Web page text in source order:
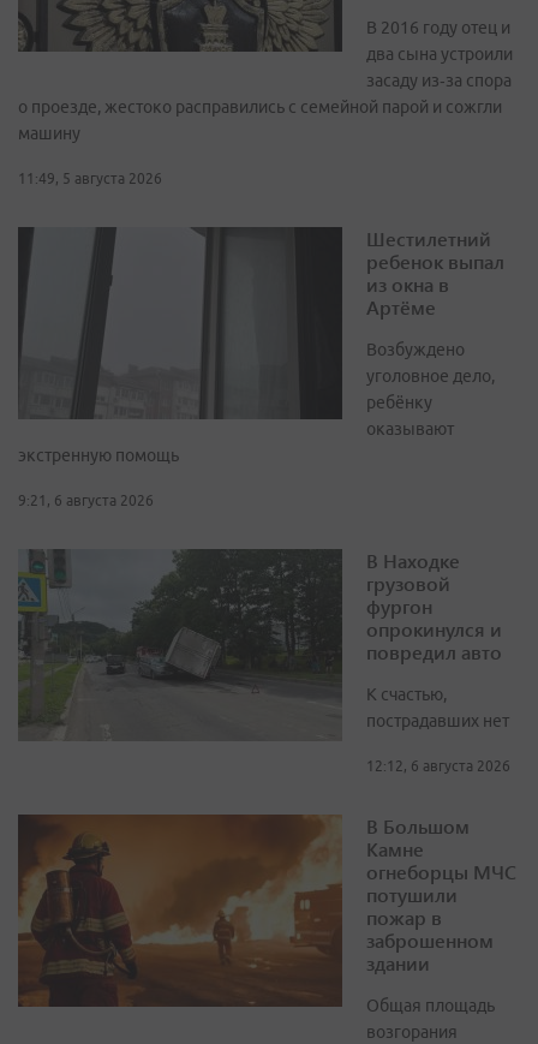
В 2016 году отец и
два сына устроили
засаду из‑за спора
о проезде, жестоко расправились с семейной парой и сожгли
машину
11:49, 5 августа 2026
Шестилетний
ребенок выпал
из окна в
Артёме
Возбуждено
уголовное дело,
ребёнку
оказывают
экстренную помощь
9:21, 6 августа 2026
В Находке
грузовой
фургон
опрокинулся и
повредил авто
К счастью,
пострадавших нет
12:12, 6 августа 2026
В Большом
Камне
огнеборцы МЧС
потушили
пожар в
заброшенном
здании
Общая площадь
возгорания